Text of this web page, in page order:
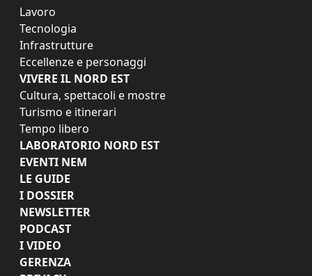
Lavoro
Tecnologia
Infrastrutture
Eccellenze e personaggi
VIVERE IL NORD EST
Cultura, spettacoli e mostre
Turismo e itinerari
Tempo libero
LABORATORIO NORD EST
EVENTI NEM
LE GUIDE
I DOSSIER
NEWSLETTER
PODCAST
I VIDEO
GERENZA